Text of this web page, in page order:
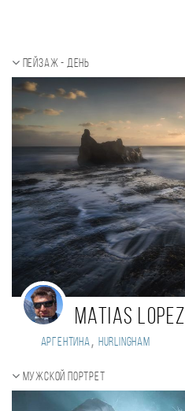
Пейзаж - день
Matias Lopez
Аргентина, Hurlingham
Мужской портрет